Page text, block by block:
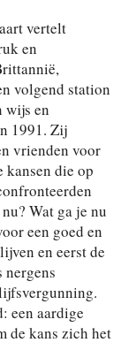
vertelt
en
volgend station
wijs en
1991. Zij
vrienden voor
kansen die op
Wat ga je nu
een goed en
en eerst de
nergens
een aardige
de kans zich het